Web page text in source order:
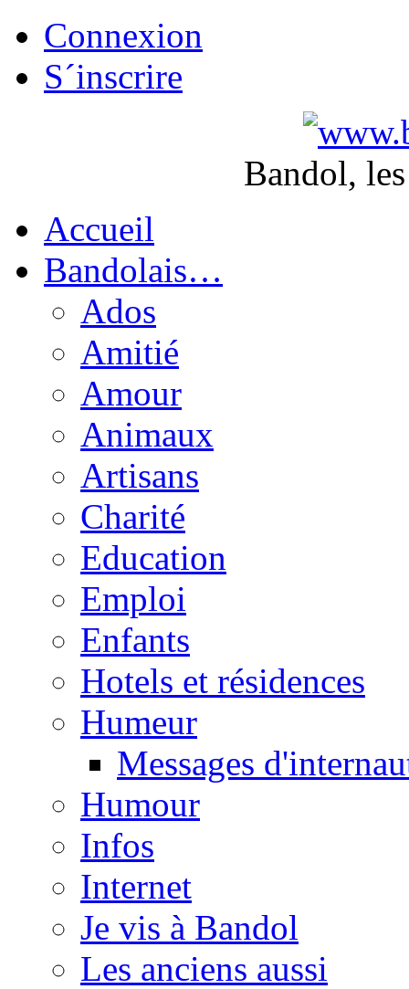
Connexion
S´inscrire
Bandol,
Accueil
Bandolais…
Ados
Amitié
Amour
Animaux
Artisans
Charité
Education
Emploi
Enfants
Hotels et résidences
Humeur
Messages
Humour
Infos
Internet
Je vis à Bandol
Les anciens aussi